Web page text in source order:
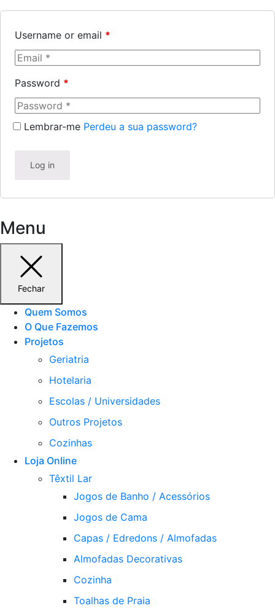
Username or email *
Password *
Lembrar-me Perdeu a sua password?
Log in
Menu
Fechar
Quem Somos
O Que Fazemos
Projetos
Geriatria
Hotelaria
Escolas / Universidades
Outros Projetos
Cozinhas
Loja Online
Têxtil Lar
Jogos de Banho / Acessórios
Jogos de Cama
Capas / Edredons / Almofadas
Almofadas Decorativas
Cozinha
Toalhas de Praia